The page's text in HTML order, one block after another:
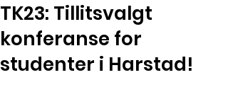
TK23: Tillitsvalgt
konferanse for
studenter i Harstad!